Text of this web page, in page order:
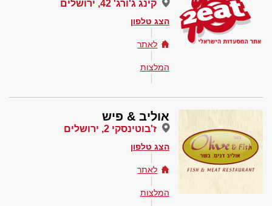
קינג ג'ורג' 42, ירושלים
הצג טלפון
לאתר
המלצות
אוליב & פיש
ז'בוטינסקי 2, ירושלים
הצג טלפון
לאתר
המלצות